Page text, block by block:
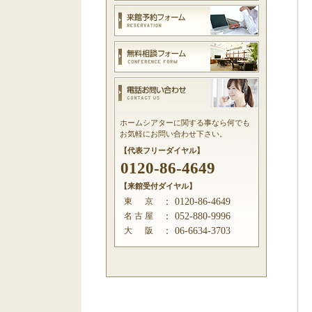
ホームシアターに関する事なら何でも
お気軽にお問い合わせ下さい。
【代表フリーダイヤル】
0120-86-4649
【来館受付ダイヤル】
東 京 ： 0120-86-4649
名 古 屋 ： 052-880-9996
大 阪 ： 06-6634-3703